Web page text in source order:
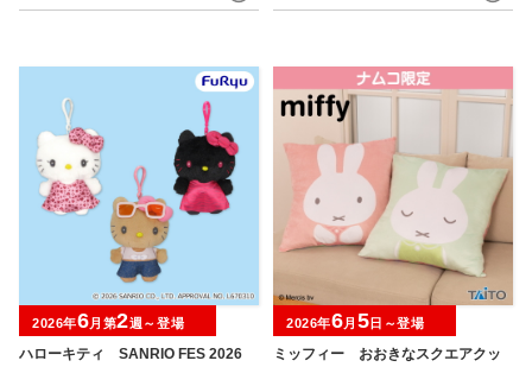
ハローキティ SANRIO FES 2026
2026年6月第2週～登場
ミッフィー おおきなスクエアクッ
2026年6月 5 日～登場